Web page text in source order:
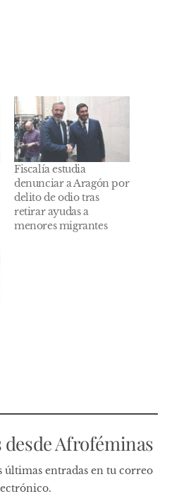
Fiscalía estudia
denunciar a Aragón por
delito de odio tras
retirar ayudas a
menores migrantes
Afroféminas
últimas entradas en tu correo